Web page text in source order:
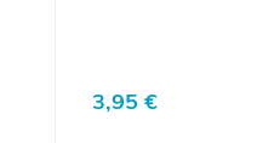
Regulärer Preis:
3,95 €